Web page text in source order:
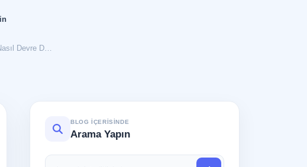
Windows 10 ve 11’de Etkinlik Geçmişi Nasıl Devre Dışı Bırakılır?
BLOG IÇERISINDE
Arama Yapın
Blog